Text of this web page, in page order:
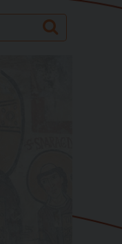
Search